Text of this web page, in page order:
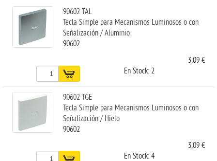
90602 TAL
Tecla Simple para Mecanismos Luminosos o con
Señalización / Aluminio
90602
3,09 €
En Stock: 2
90602 TGE
Tecla Simple para Mecanismos Luminosos o con
Señalización / Hielo
90602
3,09 €
En Stock: 4